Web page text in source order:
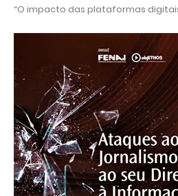
“O impacto das plataformas